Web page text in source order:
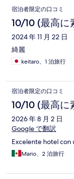
口
コ
ミ
宿泊者限定の口コミ
10/10 (最高に
2024 年 11 月 22 日
綺麗
keitaro、1 泊旅行
宿泊者限定の口コミ
10/10 (最高に
2026 年 8 月 2 日
Google で翻訳
Excelente hotel
Mario、2 泊旅行